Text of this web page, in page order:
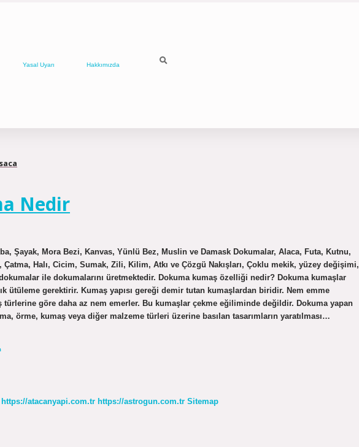
Yasal Uyarı Hakkımızda
Nedir
Şayak, Mora Bezi, Kanvas, Yünlü Bez, Muslin ve Damask Dokumalar, Alaca, Futa, Kutnu,
Çatma, Halı, Cicim, Sumak, Zili, Kilim, Atkı ve Çözgü Nakışları, Çoklu mekik, yüzey değişimi,
ile dokumalarını üretmektedir. Dokuma kumaş özelliği nedir? Dokuma kumaşlar
ütüleme gerektirir. Kumaş yapısı gereği demir tutan kumaşlardan biridir. Nem emme
türlerine göre daha az nem emerler. Bu kumaşlar çekme eğiliminde değildir. Dokuma yapan
örme, kumaş veya diğer malzeme türleri üzerine basılan tasarımların yaratılması…
https://atacanyapi.com.tr https://astrogun.com.tr Sitemap